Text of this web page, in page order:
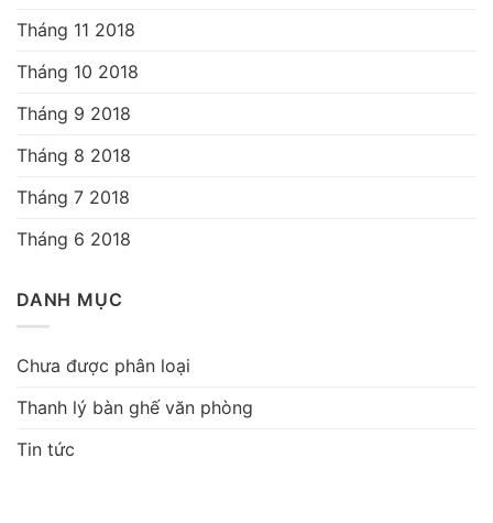
Tháng 11 2018
Tháng 10 2018
Tháng 9 2018
Tháng 8 2018
Tháng 7 2018
Tháng 6 2018
DANH MỤC
Chưa được phân loại
Thanh lý bàn ghế văn phòng
Tin tức